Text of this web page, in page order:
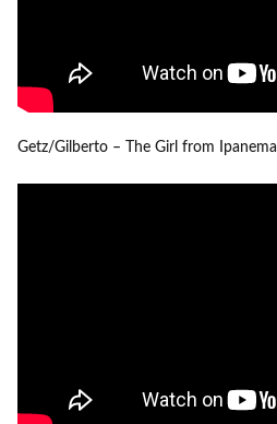
Getz/Gilberto – The Girl from Ipanema